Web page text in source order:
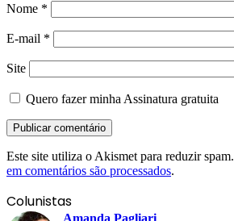
Nome *
E-mail *
Site
Quero fazer minha Assinatura gratuita
Este site utiliza o Akismet para reduzir spam.
em comentários são processados.
Colunistas
Amanda Pagliari